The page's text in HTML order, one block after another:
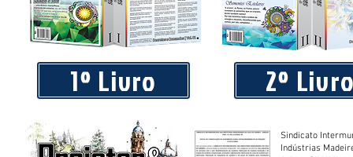
1º Livro 2º
Sindicato
Indústrias